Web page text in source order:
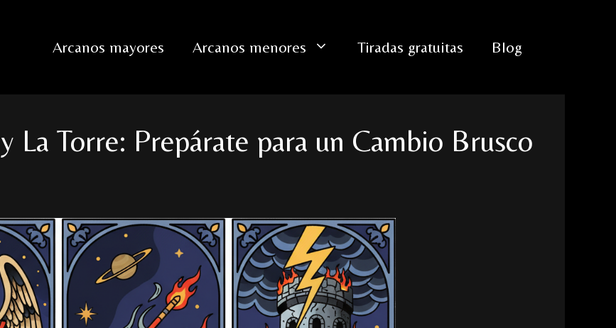
Arcanos mayores Arcanos menores Tiradas gratuitas Blog
La Torre: Prepárate para un Cambio Brusco